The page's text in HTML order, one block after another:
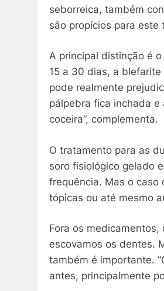
seborreica, também
são propícios para este
A principal distinção é
15 a 30 dias, a
pode realmente
pálpebra fica inchada
coceira”, complementa.
O tratamento para as
soro fisiológico gelado
frequência. Mas o caso
tópicas ou até mesmo
Fora os
escovamos os dentes.
também é importante.
antes, principalmente